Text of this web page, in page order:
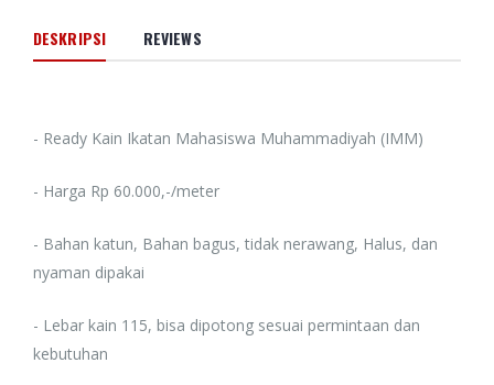
DESKRIPSI REVIEWS
- Ready Kain Ikatan Mahasiswa Muhammadiyah (IMM)
- Harga Rp 60.000,-/meter
- Bahan katun, Bahan bagus, tidak nerawang, Halus, dan
nyaman dipakai
- Lebar kain 115, bisa dipotong sesuai permintaan dan
kebutuhan